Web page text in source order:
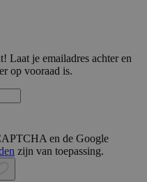
Laat je emailadres achter en
op vooraad is.
en de Google
zijn van toepassing.